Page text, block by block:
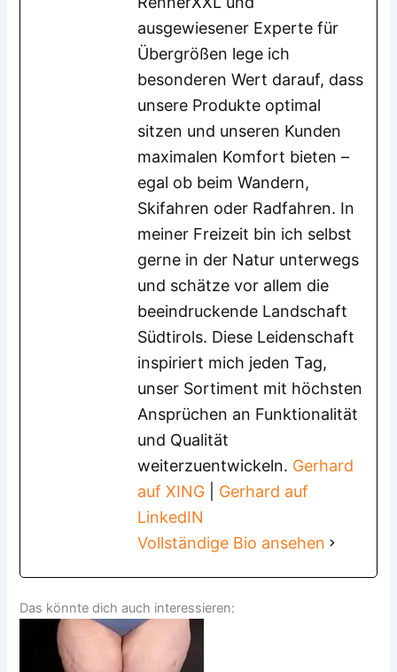
ausgewiesener Experte für
Übergrößen lege ich
besonderen Wert darauf, dass
unsere Produkte optimal
sitzen und unseren Kunden
maximalen Komfort bieten –
egal ob beim Wandern,
Skifahren oder Radfahren. In
meiner Freizeit bin ich selbst
gerne in der Natur unterwegs
und schätze vor allem die
beeindruckende Landschaft
Südtirols. Diese Leidenschaft
inspiriert mich jeden Tag,
unser Sortiment mit höchsten
Ansprüchen an Funktionalität
und Qualität
weiterzuentwickeln. Gerhard
auf XING
Gerhard auf
LinkedIN
Vollständige Bio ansehen
Das könnte dich auch interessieren: